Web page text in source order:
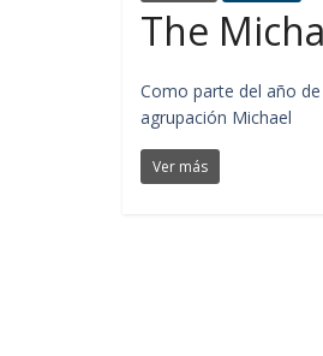
The
Como parte del año
agrupación Michael
Ver más